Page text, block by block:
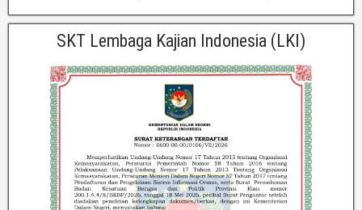
SKT Lembaga Kajian Indonesia (LKI)